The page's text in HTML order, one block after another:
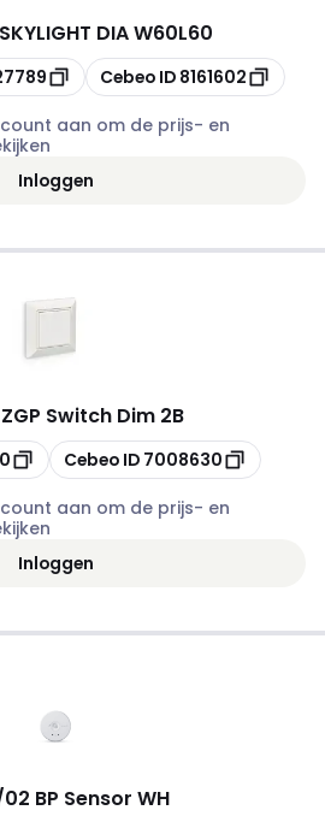
DIA W60L60
Kopiëren
Cebeo ID 8161602
aan om de prijs- en
Inloggen
Switch Dim 2B
Kopiëren
Cebeo ID 7008630
aan om de prijs- en
Inloggen
BP Sensor WH